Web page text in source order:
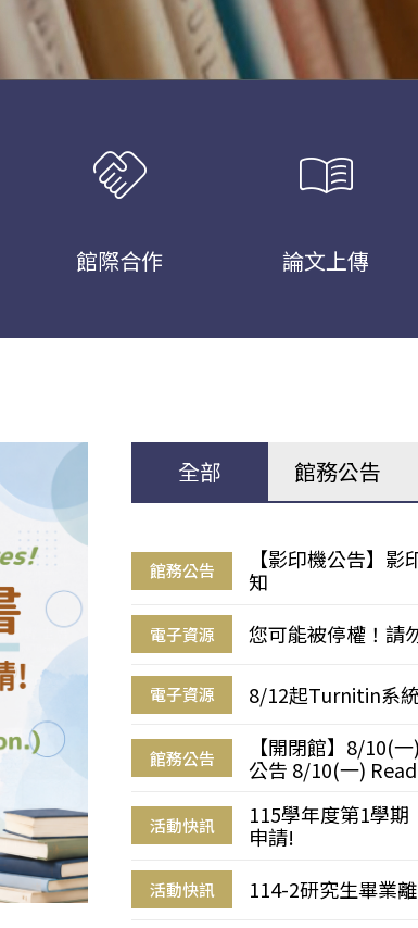
handshake
館際合作
menu_book
論文上傳
全部 館務公告
館務公告
【影印機公告】
知
電子資源 您可能被停權！請
電子資源 8/12起Turnitin系
館務公告
【開閉館】8/10(
公告 8/10(一)
活動快訊
115學年度第1學
申請!
活動快訊 114-2研究生畢業